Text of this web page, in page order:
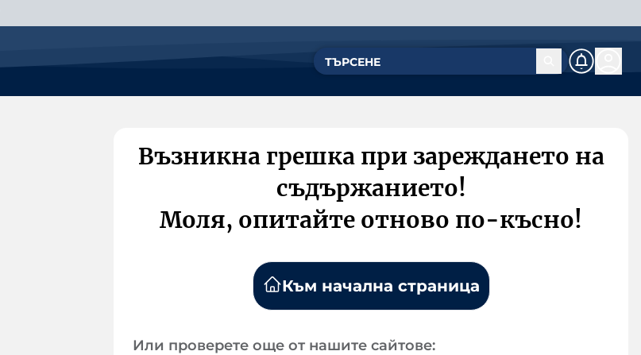
Възникна грешка при зареждането на
съдържанието!
Моля, опитайте отново по-късно!
Към начална страница
Или проверете още от нашите сайтове: